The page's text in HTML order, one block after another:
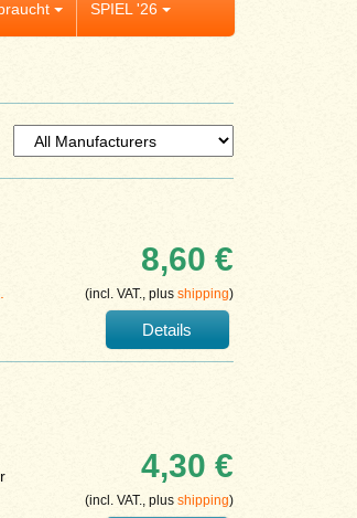
SPIEL '26
8,60 €
(incl. VAT., plus shipping)
Details
4,30 €
(incl. VAT., plus shipping)